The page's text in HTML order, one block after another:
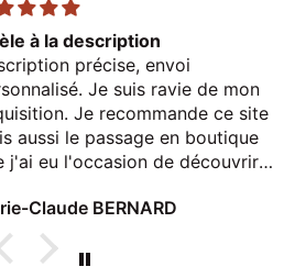
à la description
précise, envoi
Je suis ravie de mon
Je recommande ce site
aussi le passage en boutique
j'ai eu l'occasion de découvrir
Claude BERNARD